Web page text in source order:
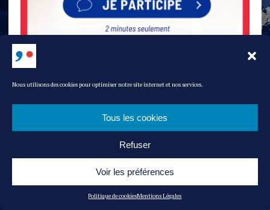
Nous utilisons des cookies pour optimiser notre site internet et nos services.
Tous les cookies
Refuser
Voir les préférences
Politique de cookiesMentions Légales